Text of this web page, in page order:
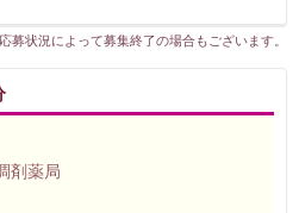
募状況によって募集終了の場合もございます。
剤薬局